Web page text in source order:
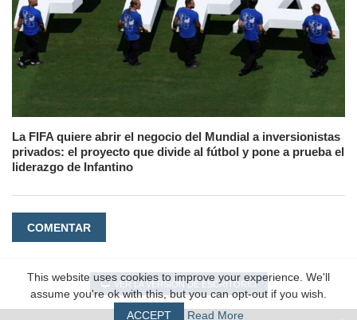
La FIFA quiere abrir el negocio del Mundial a inversionistas
privados: el proyecto que divide al fútbol y pone a prueba el
liderazgo de Infantino
COMENTAR
VER LA VERSIÓN DE ESCRITORIO
This website uses cookies to improve your experience. We'll
assume you're ok with this, but you can opt-out if you wish.
ACCEPT
Read More